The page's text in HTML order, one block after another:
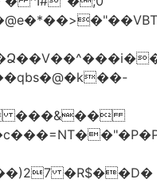
���&��
�R$��D�